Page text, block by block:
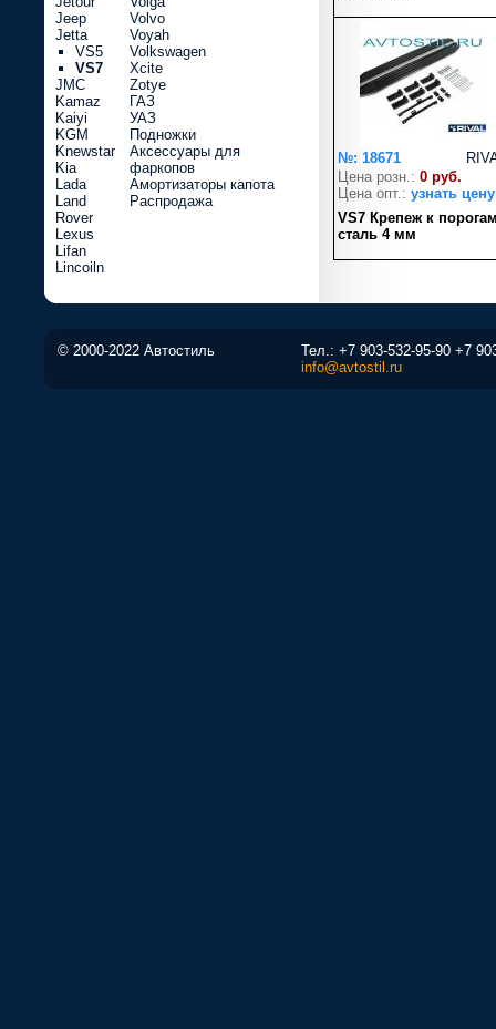
№: 18671
Цена розн.: 0 руб.
Цена опт.: узнать цену
VS7 Крепеж к
сталь 4 мм
Jeep
Jetta
VS5
VS7
JMC
Kamaz
Kaiyi
KGM
Knewstar
Kia
Lada
Land
Rover
Lexus
Lifan
Lincoiln
Volvo
Voyah
Volkswagen
Xcite
Zotye
ГАЗ
УАЗ
Подножки
Аксессуары для
фаркопов
Амортизаторы капота
Распродажа
© 2000-2022 Автостиль Тел.: +7 903-532-95-90 +7
info@avtostil.ru